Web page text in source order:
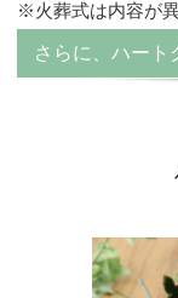
※火葬式は内容が異
さらに、ハー